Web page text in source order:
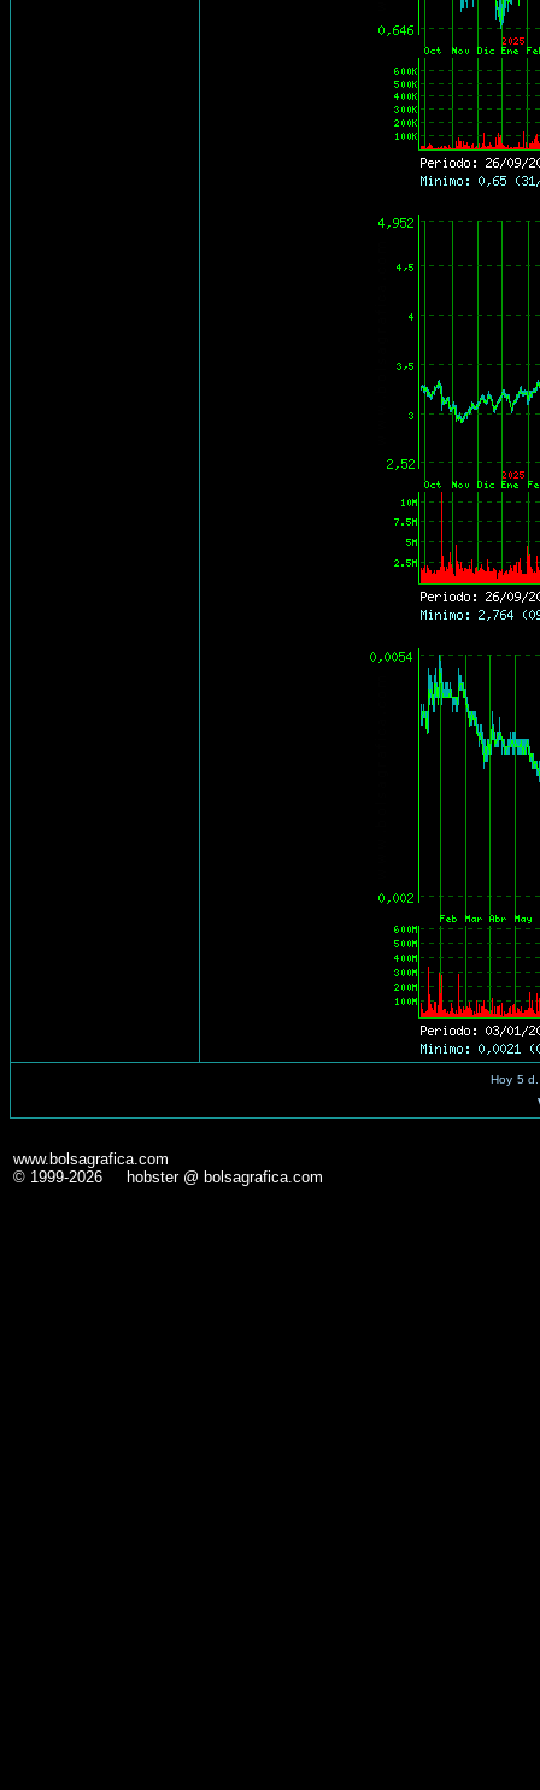
Hoy 5 d.
www.bolsagrafica.com
© 1999-2026 hobster @ bolsagrafica.com